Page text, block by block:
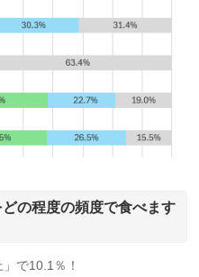
の程度の頻度で食べます
で10.1％！